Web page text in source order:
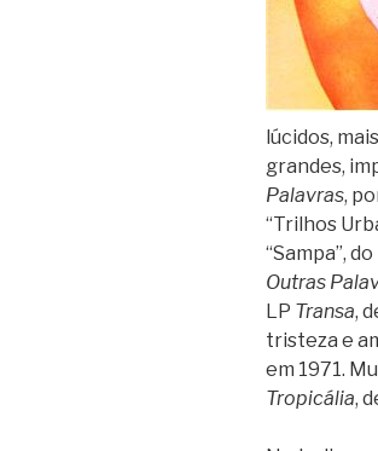
lúcidos,
grandes,
Palavras,
“Trilhos
“Sampa”,
Outras
LP Transa,
tristeza e
em 1971.
Tropicália,